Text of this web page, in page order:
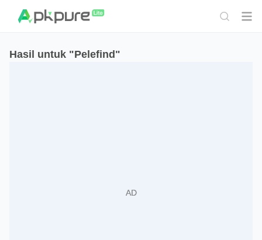
Hasil untuk "Pelefind"